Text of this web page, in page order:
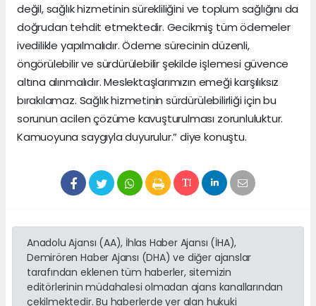
değil, sağlık hizmetinin sürekliliğini ve toplum sağlığını da
doğrudan tehdit etmektedir. Gecikmiş tüm ödemeler
ivedilikle yapılmalıdır. Ödeme sürecinin düzenli,
öngörülebilir ve sürdürülebilir şekilde işlemesi güvence
altına alınmalıdır. Meslektaşlarımızın emeği karşılıksız
bırakılamaz. Sağlık hizmetinin sürdürülebilirliği için bu
sorunun acilen çözüme kavuşturulması zorunluluktur.
Kamuoyuna saygıyla duyurulur.” diye konuştu.
Anadolu Ajansı (AA), İhlas Haber Ajansı (İHA),
Demirören Haber Ajansı (DHA) ve diğer ajanslar
tarafından eklenen tüm haberler, sitemizin
editörlerinin müdahalesi olmadan ajans kanallarından
çekilmektedir. Bu haberlerde yer alan hukuki